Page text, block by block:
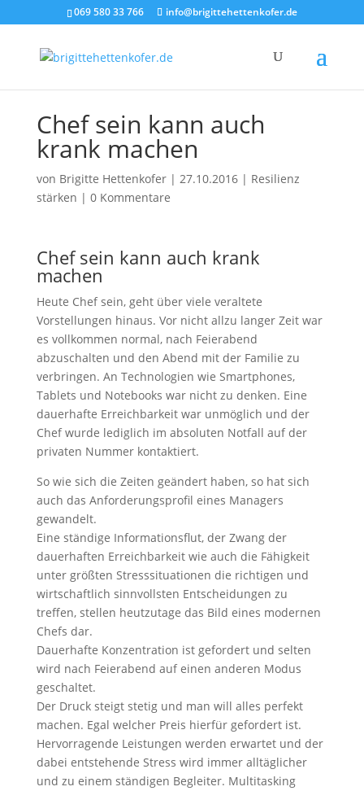
069 580 33 766 info@brigittehettenkofer.de
Chef sein kann auch
krank machen
von Brigitte Hettenkofer| 27.10.2016| Resilienz
stärken | 0 Kommentare
Chef sein kann auch krank
machen
Heute Chef sein, geht über viele veraltete
Vorstellungen hinaus. Vor nicht allzu langer Zeit war
es vollkommen normal, nach Feierabend
abzuschalten und den Abend mit der Familie zu
verbringen. An Technologien wie Smartphones,
Tablets und Notebooks war nicht zu denken. Eine
dauerhafte Erreichbarkeit war unmöglich und der
Chef wurde lediglich im absoluten Notfall auf der
privaten Nummer kontaktiert.
So wie sich die Zeiten geändert haben, so hat sich
auch das Anforderungsprofil eines Managers
gewandelt.
Eine ständige Informationsflut, der Zwang der
dauerhaften Erreichbarkeit wie auch die Fähigkeit
unter größten Stresssituationen die richtigen und
wirtschaftlich sinnvollsten Entscheidungen zu
treffen, stellen heutzutage das Bild eines modernen
Chefs dar.
Dauerhafte Konzentration ist gefordert und selten
wird nach Feierabend auf einen anderen Modus
geschaltet.
Der Druck steigt stetig und man will alles perfekt
machen. Egal welcher Preis hierfür gefordert ist.
Hervorragende Leistungen werden erwartet und der
dabei entstehende Stress wird immer alltäglicher
und zu einem ständigen Begleiter. Multitasking